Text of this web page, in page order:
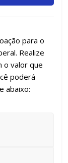
para o
Realize
o valor que
poderá
abaixo: